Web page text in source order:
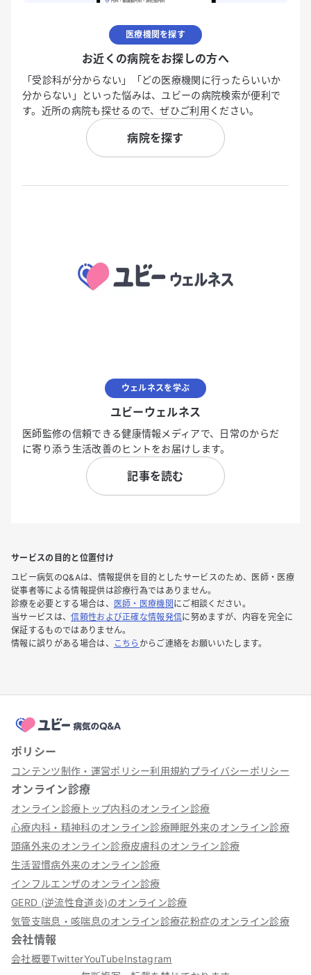
医療機関を探す
お近くの病院をお探しの方へ
「受診科が分からない」「どの医療機関に行ったらいいか
分からない」といった悩みは、ユビーの病院検索が便利で
す。近所の病院も探せるので、ぜひご利用ください。
病院を探す
ウェルネスを学ぶ
ユビーウェルネス
医師監修の信頼できる健康情報メディアで、日常のからだ
に寄り添う生活改善のヒントをお届けします。
記事を読む
サービスの目的と位置付け
ユビー病気のQ&Aは、情報提供を目的としたサービスのため、医師・医療
従事者等による情報提供は診療行為ではありません。
診療を必要とする場合は、
医師・医療機関 にご相談ください。
当サービスは、信頼性および正確な情報発信に努めますが、内容を完全に
保証するものではありません。
情報に誤りがある場合は、
こちら からご連絡をお願いいたします。
ポリシー
コンテンツ制作・運営ポリシー利用規約プライバシーポリシー
オンライン診療
オンライン診療トップ内科のオンライン診療
心療内科・精神科のオンライン診療睡眠外来のオンライン診療
頭痛外来のオンライン診療皮膚科のオンライン診療
生活習慣病外来のオンライン診療
インフルエンザのオンライン診療
GERD (逆流性食道炎)のオンライン診療
気管支喘息・咳喘息のオンライン診療花粉症のオンライン診療
会社情報
会社概要TwitterYouTubeInstagram